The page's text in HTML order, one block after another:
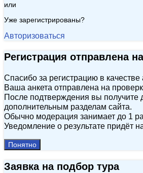
или
Уже зарегистрированы?
Авторизоваться
Регистрация отправлена
Спасибо за регистрацию в качестве
Ваша анкета отправлена на
После подтверждения вы получите
дополнительным разделам сайта.
Обычно модерация занимает до 1
Уведомление о результате придёт
Понятно
Заявка на подбор тура